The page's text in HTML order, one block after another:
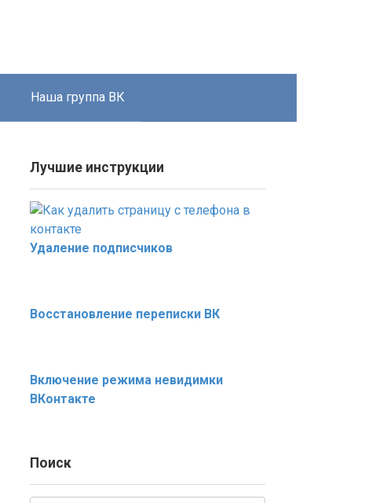
Наша группа ВК
Лучшие инструкции
Удаление подписчиков
Восстановление переписки ВК
Включение режима невидимки
ВКонтакте
Поиск